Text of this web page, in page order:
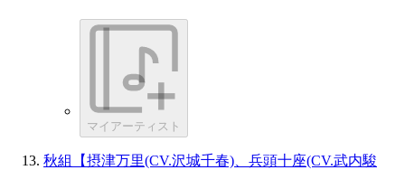
マイアーティスト
秋組【摂津万里(CV.沢城千春)、兵頭十座(CV.武内駿